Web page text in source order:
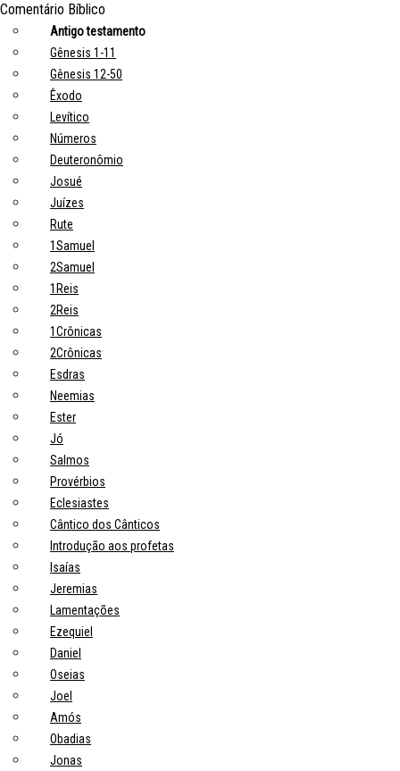
Comentário Bíblico
Antigo testamento
Gênesis 1-11
Gênesis 12-50
Êxodo
Levítico
Números
Deuteronômio
Josué
Juízes
Rute
1Samuel
2Samuel
1Reis
2Reis
1Crônicas
2Crônicas
Esdras
Neemias
Ester
Jó
Salmos
Provérbios
Eclesiastes
Cântico dos Cânticos
Introdução aos profetas
Isaías
Jeremias
Lamentações
Ezequiel
Daniel
Oseias
Joel
Amós
Obadias
Jonas